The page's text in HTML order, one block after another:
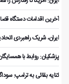
آخرین اقدامات دستگاه
ایران، شریک راهبردی
پزشکیان: روابط با
کنایه بقائی به ترامپ: